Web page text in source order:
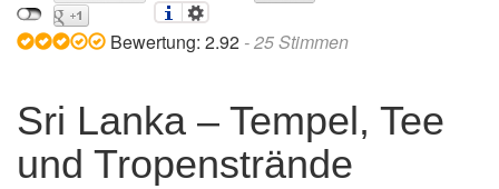
Bewertung: 2.92 -25Stimmen
Sri Lanka – Tempel, Tee
und Tropenstrände